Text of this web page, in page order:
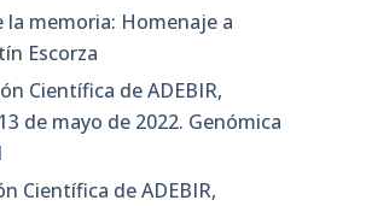
la memoria: Homenaje a
Escorza
Científica de ADEBIR,
de mayo de 2022. Genómica
Científica de ADEBIR,